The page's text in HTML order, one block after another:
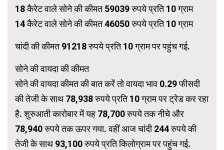
18 कैरेट वाले सोने की कीमत 59039 रुपये प्रति 10 ग्राम
14 कैरेट वाले सोने की कीमत 46050 रुपये प्रति 10 ग्राम
चांदी की कीमत 91218 रुपये प्रति 10 ग्राम पर पहुंच गई.
सोने की वायदा की कीमत
सोने की वायदा कीमत की बात करें तो वायदा भाव 0.29 फीसदी
की तेजी के साथ 78,938 रुपये प्रति 10 ग्राम पर ट्रेड कर रहा
है. शुरुआती कारोबार में यह 78,700 रुपये तक नीचे और
78,940 रुपये तक ऊपर गया. वहीं आज चांदी 244 रुपये की
तेजी के साथ 93,100 रुपये प्रति किलोग्राम पर पहुंच गई.